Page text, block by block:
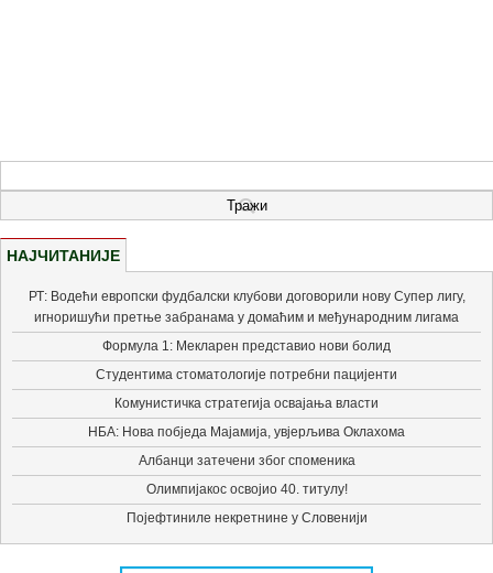
НАЈЧИТАНИЈЕ
РТ: Водећи европски фудбалски клубови договорили нову Супер лигу,
игноришући претње забранама у домаћим и међународним лигама
Формула 1: Мекларен представио нови болид
Студентима стоматологије потребни пацијенти
Комунистичка стратегија освајања власти
НБА: Нова побједа Мајамија, увјерљива Оклахома
Албанци затечени због споменика
Олимпијакос освојио 40. титулу!
Појефтиниле некретнине у Словенији